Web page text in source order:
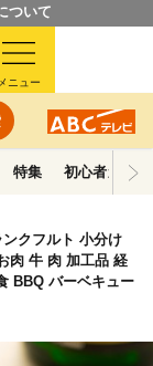
ついて
メニュー
特集 初心者ガイド
クフルト 小分け
肉 牛 肉 加工品 経
BBQ バーベキュー